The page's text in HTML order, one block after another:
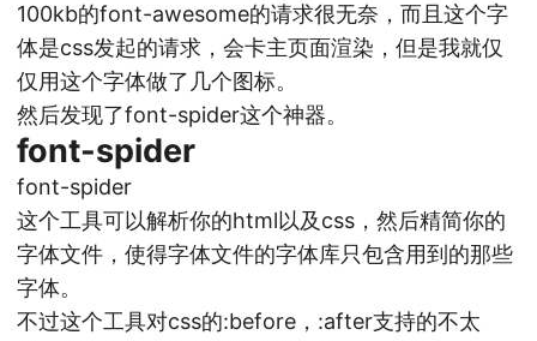
100kb的font-awesome的请求很无奈，而且这个字
体是css发起的请求，会卡主页面渲染，但是我就仅
仅用这个字体做了几个图标。
然后发现了font-spider这个神器。
font-spider
font-spider
这个工具可以解析你的html以及css，然后精简你的
字体文件，使得字体文件的字体库只包含用到的那些
字体。
不过这个工具对css的:before，:after支持的不太